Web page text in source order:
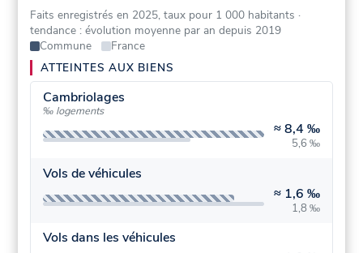
Faits enregistrés en 2025, taux pour 1 000 habitants ·
tendance : évolution moyenne par an depuis 2019
Commune
France
ATTEINTES AUX BIENS
Cambriolages
‰ logements
≈8,4 ‰
5,6 ‰
Vols de véhicules
≈ 1,6 ‰
1,8 ‰
Vols dans les véhicules